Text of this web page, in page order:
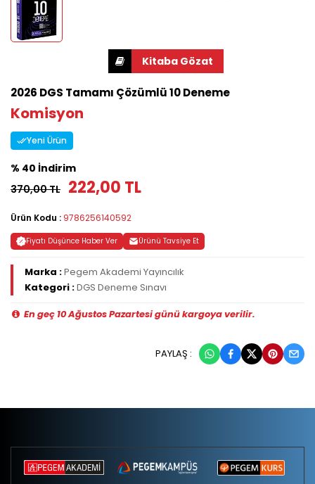
2026 DGS Tamamı Çözümlü 10 Deneme
Komisyon
Yeni Ürün
% 40 İndirim
370,00 TL 222,00 TL
Ürün Kodu : 9786256140592
Fiyatı Düşünce Haber Ver Ürünü Tavsiye Et
Marka :Pegem Akademi Yayıncılık
Kategori :DGS Deneme Sınavı
En geç 10 Ağustos Pazartesi günü kargoya verilir.
PAYLAŞ :